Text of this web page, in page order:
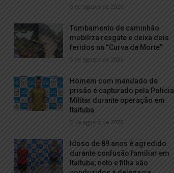
5 de agosto de 2026
Tombamento de caminhão
mobiliza resgate e deixa dois
feridos na “Curva da Morte”
5 de agosto de 2026
Homem com mandado de
prisão é capturado pela Polícia
Militar durante operação em
Itaituba
5 de agosto de 2026
Idoso de 89 anos é agredido
durante confusão familiar em
Itaituba; neto e filha são